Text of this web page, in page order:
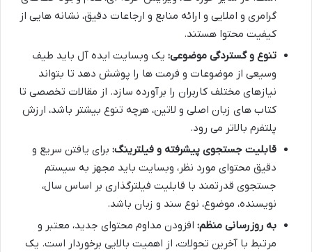
گرامری و املایی و ارائه منابع و ارجاعات دقیق، نشانه هایی از
کیفیت محتوا هستند.
تنوع و گستردگی موضوعی: یک وبسایت ایده آل باید طیف
وسیعی از موضوعات و فرمت ها را پوشش دهد تا بتواند
نیازهای مختلف کاربران را برآورده سازد. از مقالات تخصصی تا
کتاب های زبان اصلی و لاتین، هرچه تنوع بیشتر باشد، ارزش
پلتفرم بالاتر می رود.
قابلیت جستجوی پیشرفته و فیلترینگ: برای یافتن سریع و
دقیق محتوای مورد نظر، وبسایت باید مجهز به سیستم
جستجوی قدرتمند با قابلیت فیلترگذاری بر اساس سال،
نویسنده، موضوع، نوع سند و زبان باشد.
به روزرسانی منظم: افزودن مداوم محتوای جدید، معتبر و
مرتبط با آخرین تحولات، از اهمیت بالایی برخوردار است. یک